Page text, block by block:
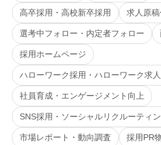
高卒採用・高校新卒採用 求人原
選考中フォロー・内定者フォロー
採用ホームページ
ハローワーク採用・ハローワーク求
社員育成・エンゲージメント向上
SNS採用・ソーシャルリクルーティ
市場レポート・動向調査 採用PR